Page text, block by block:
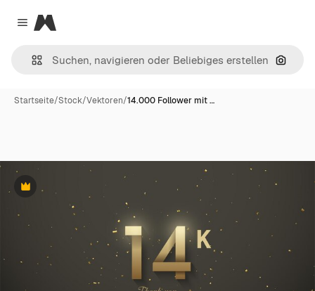
Close menu
Magnific
Nach
Startseite/Stock/Vektoren/14.000 Follower mit …
Premium